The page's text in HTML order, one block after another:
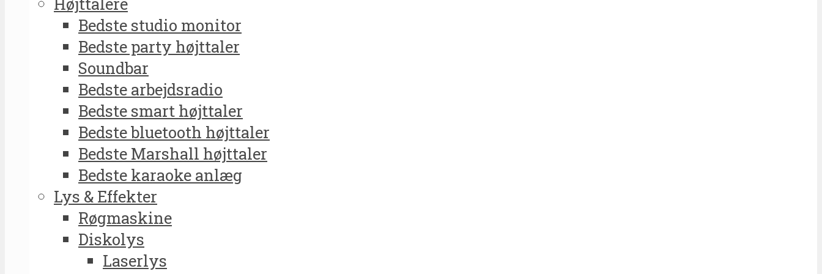
Bedste studio monitor
Bedste party højttaler
Soundbar
Bedste arbejdsradio
Bedste smart højttaler
Bedste bluetooth højttaler
Bedste Marshall højttaler
Bedste karaoke anlæg
Lys & Effekter
Røgmaskine
Diskolys
Laserlys